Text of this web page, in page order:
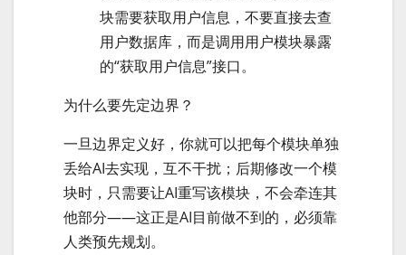
块需要获取用户信息，不要直接去查
用户数据库，而是调用用户模块暴露
的“获取用户信息”接口。
为什么要先定边界？
一旦边界定义好，你就可以把每个模块单独
丢给AI去实现，互不干扰；后期修改一个模
块时，只需要让AI重写该模块，不会牵连其
他部分——这正是AI目前做不到的，必须靠
人类预先规划。